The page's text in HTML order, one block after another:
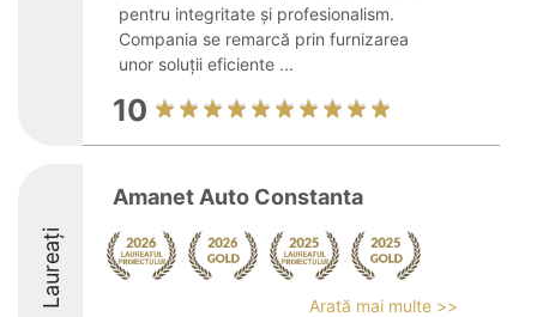
pentru integritate și profesionalism.
Compania se remarcă prin furnizarea
unor soluții eficiente ...
10
Laureați
Amanet Auto Constanta
Arată mai multe >>